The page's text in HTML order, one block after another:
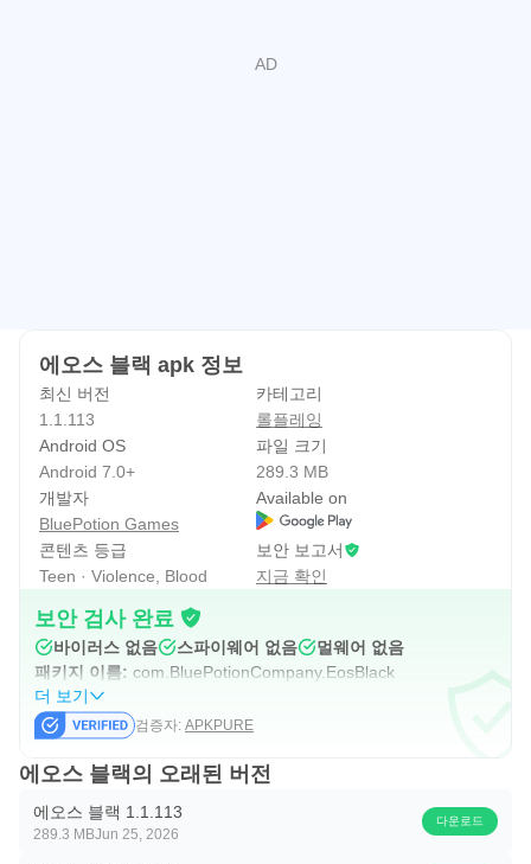
▶ 영롱한 강화 의뢰서 업데이트 ◀
영롱한 무기 강화 의뢰서, 영롱한 방어구 강화 의뢰서, 영롱
한 장신구 강화 의뢰서가 업데이트될 예정입니다.
해당 강화 의뢰서는 강화 실패 시 장비 파괴를 방지할 수 있
어, 장비 강화 부담을 줄이고 보다 안정적인 성장 기회를 제
공합니다.
▶ 7월 이벤트 진행 ◀
7월 업데이트와 함께 다양한 이벤트가 진행될 예정입니다.
복구권 및 재합성권 이벤트를 통해 모험가님의 성장 재도전
을 지원하며, 전투력 랭킹 이벤트 보상 지급과 전투력 랭킹
1위 동상 설치 등 특별한 이벤트도 함께 진행됩니다.
다가오는 7월 업데이트를 더욱 풍성한 혜택과 함께 즐겨 보
세요!
★ 더 위험한 MMORPG, 에오스 블랙 ★
에오스 블랙 apk 정보
최신 버전
1.1.113
카테고리
롤플레잉
Android OS
Android 7.0+
파일 크기
289.3 MB
개발자
BluePotion Games
Available on
콘텐츠 등급
Teen · Violence, Blood
보안 보고서
지금 확인
보안 검사 완료
바이러스 없음 스파이웨어 없음
멀웨어 없음
패키지 이름: com.BluePotionCompany.EosBlack
더 보기
검증자: APKPURE
에오스 블랙의 오래된 버전
에오스 블랙 1.1.113
289.3 MBJun 25, 2026
다운로드